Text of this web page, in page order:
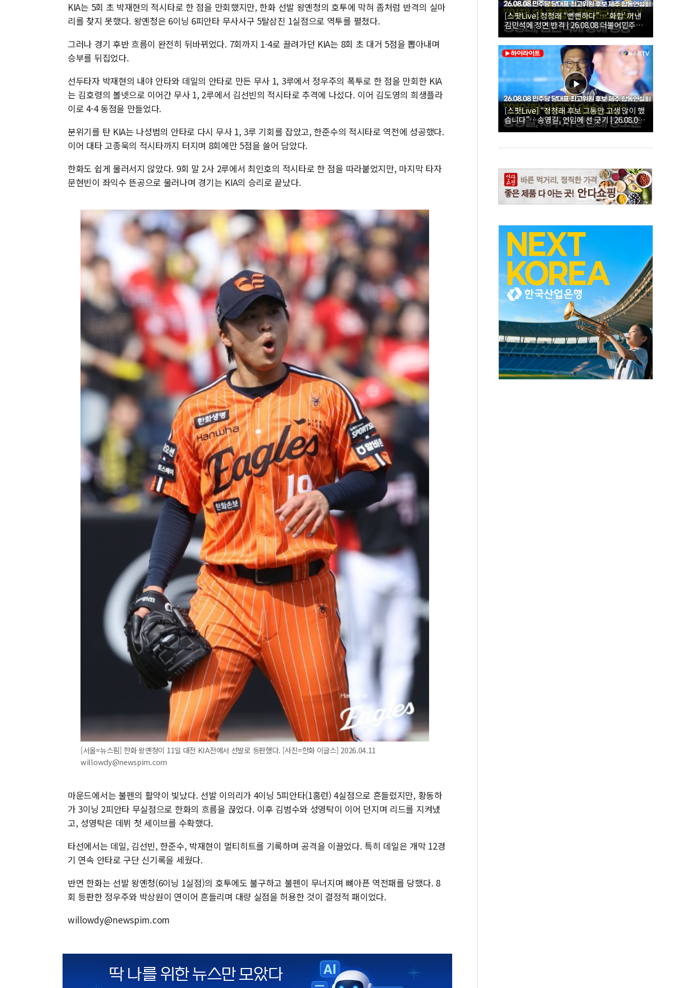
KIA는 5회 초 박재현의 적시타로 한 점을 만회했지만, 한화 선발 왕옌청의 호투에 막혀 좀처럼 반격의 실마
리를 찾지 못했다. 왕옌청은 6이닝 6피안타 무사사구 5탈삼진 1실점으로 역투를 펼쳤다.
그러나 경기 후반 흐름이 완전히 뒤바뀌었다. 7회까지 1-4로 끌려가던 KIA는 8회 초 대거 5점을 뽑아내며
승부를 뒤집었다.
선두타자 박재현의 내야 안타와 데일의 안타로 만든 무사 1, 3루에서 정우주의 폭투로 한 점을 만회한 KIA
는 김호령의 볼넷으로 이어간 무사 1, 2루에서 김선빈의 적시타로 추격에 나섰다. 이어 김도영의 희생플라
이로 4-4 동점을 만들었다.
분위기를 탄 KIA는 나성범의 안타로 다시 무사 1, 3루 기회를 잡았고, 한준수의 적시타로 역전에 성공했다.
이어 대타 고종욱의 적시타까지 터지며 8회에만 5점을 쓸어 담았다.
한화도 쉽게 물러서지 않았다. 9회 말 2사 2루에서 최인호의 적시타로 한 점을 따라붙었지만, 마지막 타자
문현빈이 좌익수 뜬공으로 물러나며 경기는 KIA의 승리로 끝났다.
[서울=뉴스핌] 한화 왕옌청이 11일 대전 KIA전에서 선발로 등판했다. [사진=한화 이글스] 2026.04.11
willowdy@newspim.com
마운드에서는 불펜의 활약이 빛났다. 선발 이의리가 4이닝 5피안타(1홈런) 4실점으로 흔들렸지만, 황동하
가 3이닝 2피안타 무실점으로 한화의 흐름을 끊었다. 이후 김범수와 성영탁이 이어 던지며 리드를 지켜냈
고, 성영탁은 데뷔 첫 세이브를 수확했다.
타선에서는 데일, 김선빈, 한준수, 박재현이 멀티히트를 기록하며 공격을 이끌었다. 특히 데일은 개막 12경
기 연속 안타로 구단 신기록을 세웠다.
반면 한화는 선발 왕옌청(6이닝 1실점)의 호투에도 불구하고 불펜이 무너지며 뼈아픈 역전패를 당했다. 8
회 등판한 정우주와 박상원이 연이어 흔들리며 대량 실점을 허용한 것이 결정적 패이었다.
willowdy@newspim.com
[스팟Live] 정청래 “뻔뻔하다”…‘화합’ 꺼낸
김민석에 정면 반격 | 26.08.08 더불어민주당
당대표·최고위원 후보 제주 합동연설회
[스팟Live] “정청래 후보 그동안 고생 많이 했
습니다”…송영길, 연임에 선 긋기 | 26.08.08
더불어민주당 당대표·최고위원 후보 제주 합